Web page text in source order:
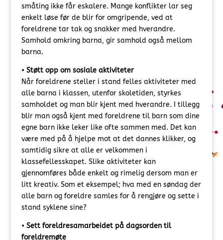
småting ikke får eskalere. Mange konflikter lar seg
enkelt løse før de blir for omgripende, ved at
foreldrene tar tak og snakker med hverandre.
Samhold omkring barna, gir samhold også mellom
barna.
• Støtt opp om sosiale aktiviteter
Når foreldrene steller i stand felles aktiviteter med
alle barna i klassen, utenfor skoletiden, styrkes
samholdet og man blir kjent med hverandre. I tillegg
blir man også kjent med foreldrene til barn som dine
egne barn ikke leker like ofte sammen med. Det kan
være med på å hjelpe mot at det dannes klikker, og
samtidig sikre at alle er velkommen i
klassefellesskapet. Slike aktiviteter kan
gjennomføres både enkelt og rimelig dersom man er
litt kreativ. Som et eksempel; hva med en søndag der
alle barn og foreldre samles for å rengjøre og sette i
stand syklene sine?
• Sett foreldresamarbeidet på dagsorden til
foreldremøte